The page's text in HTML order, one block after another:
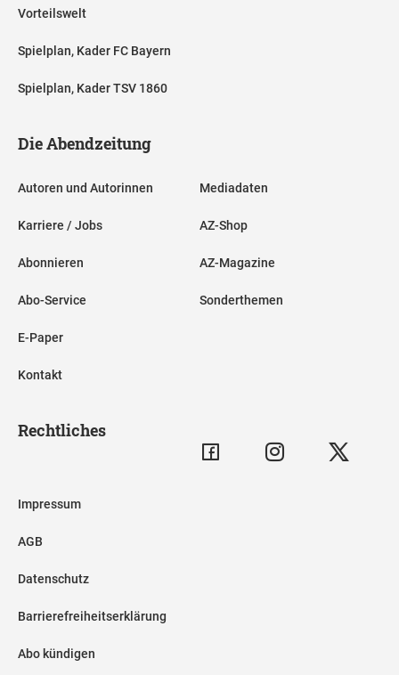
Vorteilswelt
Spielplan, Kader FC Bayern
Spielplan, Kader TSV 1860
Die Abendzeitung
Autoren und Autorinnen
Karriere / Jobs
Abonnieren
Abo-Service
E-Paper
Kontakt
Mediadaten
AZ-Shop
AZ-Magazine
Sonderthemen
Rechtliches
Impressum
AGB
Datenschutz
Barrierefreiheitserklärung
Abo kündigen